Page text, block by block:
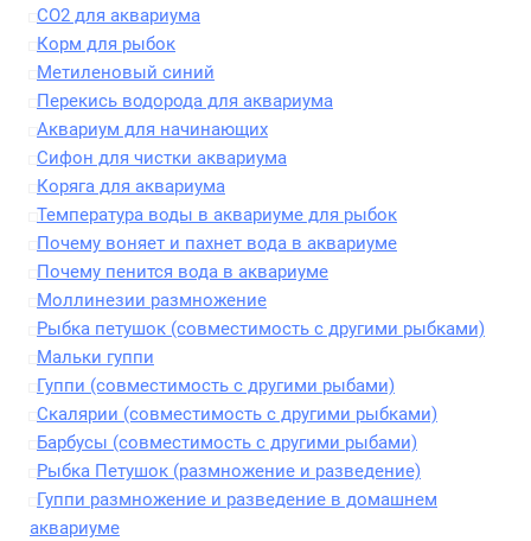
СО2 для аквариума
Корм для рыбок
Метиленовый синий
Перекись водорода для аквариума
Аквариум для начинающих
Сифон для чистки аквариума
Коряга для аквариума
Температура воды в аквариуме для рыбок
Почему воняет и пахнет вода в аквариуме
Почему пенится вода в аквариуме
Моллинезии размножение
Рыбка петушок (совместимость с другими рыбками)
Мальки гуппи
Гуппи (совместимость с другими рыбами)
Скалярии (совместимость с другими рыбками)
Барбусы (совместимость с другими рыбами)
Рыбка Петушок (размножение и разведение)
Гуппи размножение и разведение в домашнем
аквариуме